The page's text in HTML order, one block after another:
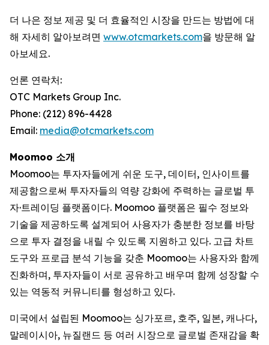
더 나은 정보 제공 및 더 효율적인 시장을 만드는 방법에 대
해 자세히 알아보려면 www.otcmarkets.com을 방문해 알
아보세요.
언론 연락처:
OTC Markets Group Inc.
Phone: (212) 896-4428
Email: media@otcmarkets.com
Moomoo 소개
Moomoo는 투자자들에게 쉬운 도구, 데이터, 인사이트를
제공함으로써 투자자들의 역량 강화에 주력하는 글로벌 투
자·트레이딩 플랫폼이다. Moomoo 플랫폼은 필수 정보와
기술을 제공하도록 설계되어 사용자가 충분한 정보를 바탕
으로 투자 결정을 내릴 수 있도록 지원하고 있다. 고급 차트
도구와 프로급 분석 기능을 갖춘 Moomoo는 사용자와 함께
진화하며, 투자자들이 서로 공유하고 배우며 함께 성장할 수
있는 역동적 커뮤니티를 형성하고 있다.
미국에서 설립된 Moomoo는 싱가포르, 호주, 일본, 캐나다,
말레이시아, 뉴질랜드 등 여러 시장으로 글로벌 존재감을 확